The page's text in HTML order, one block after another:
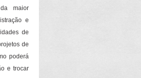
maior
e
de
de
poderá
e trocar